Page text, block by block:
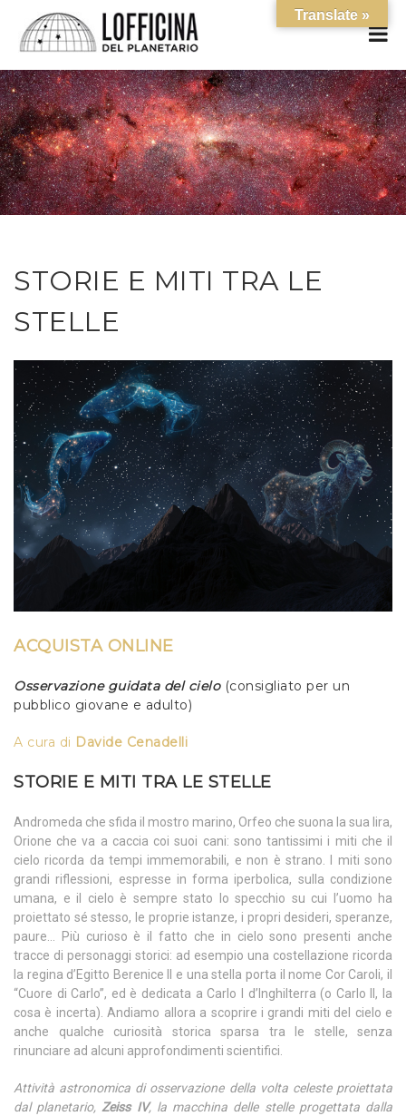
STORIE E MITI TRA LE
STELLE
ACQUISTA ONLINE
Osservazione guidata del cielo (consigliato per un
pubblico giovane e adulto)
A cura di Davide Cenadelli
STORIE E MITI TRA LE STELLE
Andromeda che sfida il mostro marino, Orfeo che suona la sua lira,
Orione che va a caccia coi suoi cani: sono tantissimi i miti che il
cielo ricorda da tempi immemorabili, e non è strano. I miti sono
grandi riflessioni, espresse in forma iperbolica, sulla condizione
umana, e il cielo è sempre stato lo specchio su cui l’uomo ha
proiettato sé stesso, le proprie istanze, i propri desideri, speranze,
paure… Più curioso è il fatto che in cielo sono presenti anche
tracce di personaggi storici: ad esempio una costellazione ricorda
la regina d’Egitto Berenice II e una stella porta il nome Cor Caroli, il
“Cuore di Carlo”, ed è dedicata a Carlo I d’Inghilterra (o Carlo II, la
cosa è incerta). Andiamo allora a scoprire i grandi miti del cielo e
anche qualche curiosità storica sparsa tra le stelle, senza
rinunciare ad alcuni approfondimenti scientifici.
Attività astronomica di osservazione della volta celeste proiettata
dal planetario,Zeiss IV, la macchina delle stelle progettata dalla
Translate »